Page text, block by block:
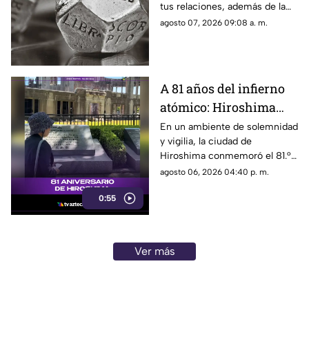
tus relaciones, además de la
palabra clave para guiar tus
agosto 07, 2026 09:08 a. m.
0:55
A 81 años del infierno
atómico: Hiroshima
exige a las potencias el
fin de la era nuclear
En un ambiente de solemnidad
y vigilia, la ciudad de
Hiroshima conmemoró el 81.°
aniversario del devastador
agosto 06, 2026 04:40 p. m.
Ver más